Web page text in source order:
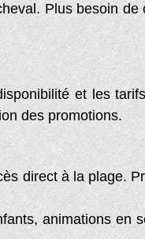
Plus besoin de
et les
des promotions.
direct à la plage.
animations en